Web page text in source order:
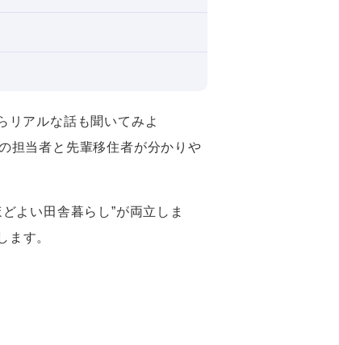
リアルな話も聞いてみよ
担当者と先輩移住者が分かりや
よい田舎暮らし”が両立しま
ます。